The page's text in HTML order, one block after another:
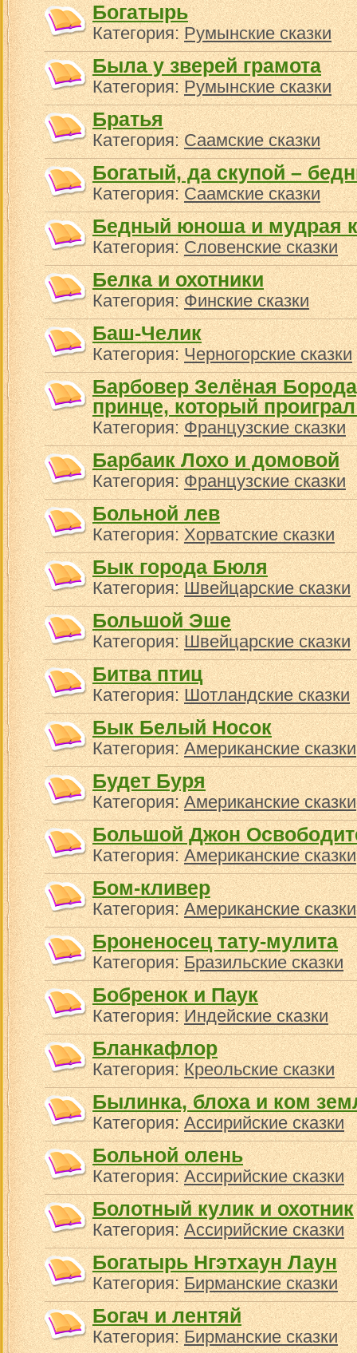
Богатырь
Категория:Румынские сказки
Была у зверей грамота
Категория:Румынские сказки
Братья
Категория:Саамские сказки
Богатый, да скупой –
Категория:Саамские сказки
Бедный юноша и мудрая
Категория:Словенские сказки
Белка и охотники
Категория:Финские сказки
Баш-Челик
Категория:Черногорские сказки
Барбовер Зелёная
принце, который
Категория:Французские сказки
Барбаик Лохо и домовой
Категория:Французские сказки
Больной лев
Категория:Хорватские сказки
Бык города Бюля
Категория:Швейцарские сказки
Большой Эше
Категория:Швейцарские сказки
Битва птиц
Категория:Шотландские сказки
Бык Белый Носок
Категория:Американские сказки
Будет Буря
Категория:Американские сказки
Большой Джон
Категория:Американские сказки
Бом-кливер
Категория:Американские сказки
Броненосец тату-мулита
Категория:Бразильские сказки
Бобренок и Паук
Категория:Индейские сказки
Бланкафлор
Категория:Креольские сказки
Былинка, блоха и ком
Категория:Ассирийские сказки
Больной олень
Категория:Ассирийские сказки
Болотный кулик и охотник
Категория:Ассирийские сказки
Богатырь Нгэтхаун Лаун
Категория:Бирманские сказки
Богач и лентяй
Категория:Бирманские сказки